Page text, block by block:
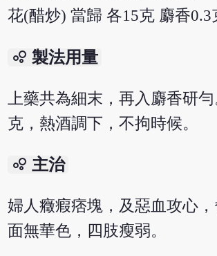
花(醋炒) 當歸 各15克 麝香0.3
bubble_chart 製法用量
上藥共為細末，再入麝香研
克，熱酒調下，不拘時候。
bubble_chart 主治
婦人癥瘕痞塊，及惡血攻心，
面無華色，四肢瘦弱。